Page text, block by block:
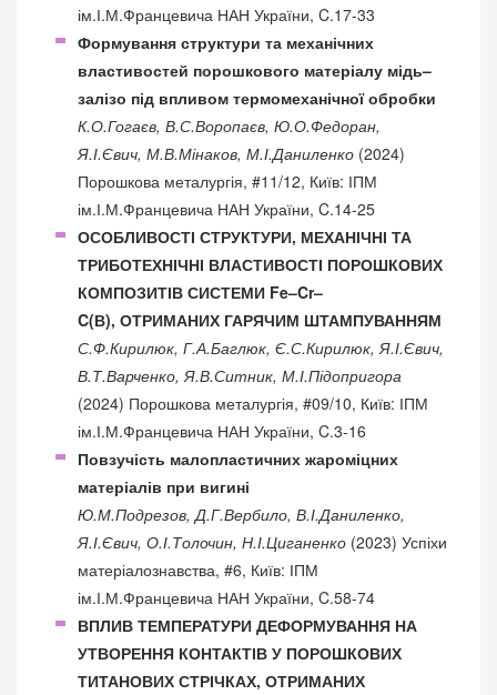
ім.І.М.Францевича НАН України, C.17-33
Формування структури та механічних
властивостей порошкового матеріалу мідь–
залізо під впливом термомеханічної обробки
К.О.Гогаєв, В.С.Воропаєв, Ю.О.Федоран,
Я.І.Євич, М.В.Мінаков, М.І.Даниленко (2024)
Порошкова металургія, #11/12, Київ: ІПМ
ім.І.М.Францевича НАН України, C.14-25
ОСОБЛИВОСТІ СТРУКТУРИ, МЕХАНІЧНІ ТА
ТРИБОТЕХНІЧНІ ВЛАСТИВОСТІ ПОРОШКОВИХ
КОМПОЗИТІВ СИСТЕМИ Fe–Cr–
C(В), ОТРИМАНИХ ГАРЯЧИМ ШТАМПУВАННЯМ
С.Ф.Кирилюк, Г.А.Баглюк, Є.С.Кирилюк, Я.І.Євич,
В.Т.Варченко, Я.В.Ситник, М.І.Підопригора
(2024) Порошкова металургія, #09/10, Київ: ІПМ
ім.І.М.Францевича НАН України, C.3-16
Повзучість малопластичних жароміцних
матеріалів при вигині
Ю.М.Подрезов, Д.Г.Вербило, В.І.Даниленко,
Я.І.Євич, О.І.Толочин, Н.І.Циганенко (2023) Успіхи
матеріалознавства, #6, Київ: ІПМ
ім.І.М.Францевича НАН України, C.58-74
ВПЛИВ ТЕМПЕРАТУРИ ДЕФОРМУВАННЯ НА
УТВОРЕННЯ КОНТАКТІВ У ПОРОШКОВИХ
ТИТАНОВИХ СТРІЧКАХ, ОТРИМАНИХ